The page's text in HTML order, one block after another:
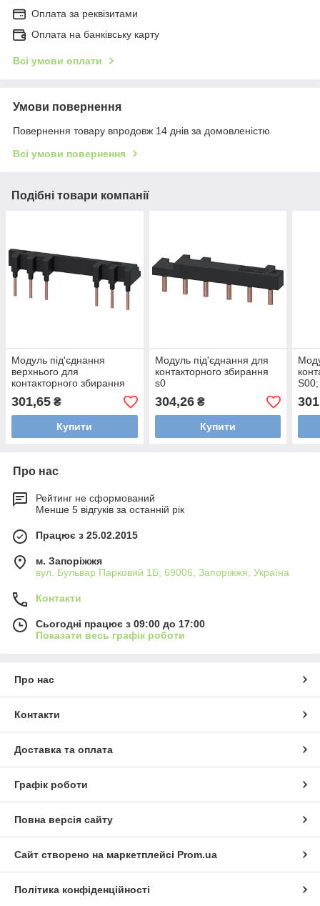
Оплата за реквізитами
Оплата на банківську карту
Всі умови оплати
Умови повернення
Повернення товару впродовж 14 днів за домовленістю
Всі умови повернення
Подібні товари компанії
Модуль під'єднання
верхнього для
контакторного збирання
S00; 3RA2913-3DA1
301,65 ₴
Купити
Модуль під'єднання для
контакторного збирання
s0
304,26₴
Купити
Про нас
Рейтинг не сформований
Менше 5 відгуків за останній рік
Працює з 25.02.2015
м. Запоріжжя
вул. Бульвар Парковий 1Б; 69006, Запоріжжя, Україна
Контакти
Сьогодні працює з 09:00 до 17:00
Показати весь графік роботи
Про нас
Контакти
Доставка та оплата
Графік роботи
Повна версія сайту
Сайт створено на маркетплейсі Prom.ua
Політика конфіденційності